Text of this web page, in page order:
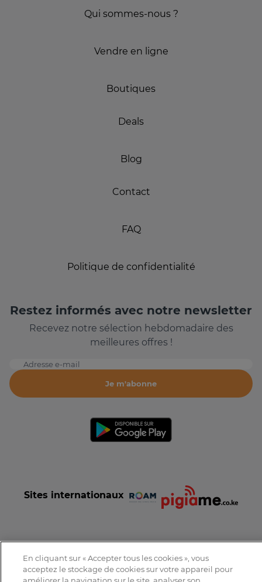
Qui sommes-nous ?
Vendre en ligne
Boutiques
Deals
Blog
Contact
FAQ
Politique de confidentialité
Restez informés avec notre newsletter
Recevez notre sélection hebdomadaire des
meilleures offres !
Adresse e-mail
Je m'abonne
Sites internationaux
Conditions et Charte d'utilisation
Politique de confidentialité
Tous droits réservés © 2016-2026 Expat-Dakar
En cliquant sur « Accepter tous les cookies », vous
acceptez le stockage de cookies sur votre appareil pour